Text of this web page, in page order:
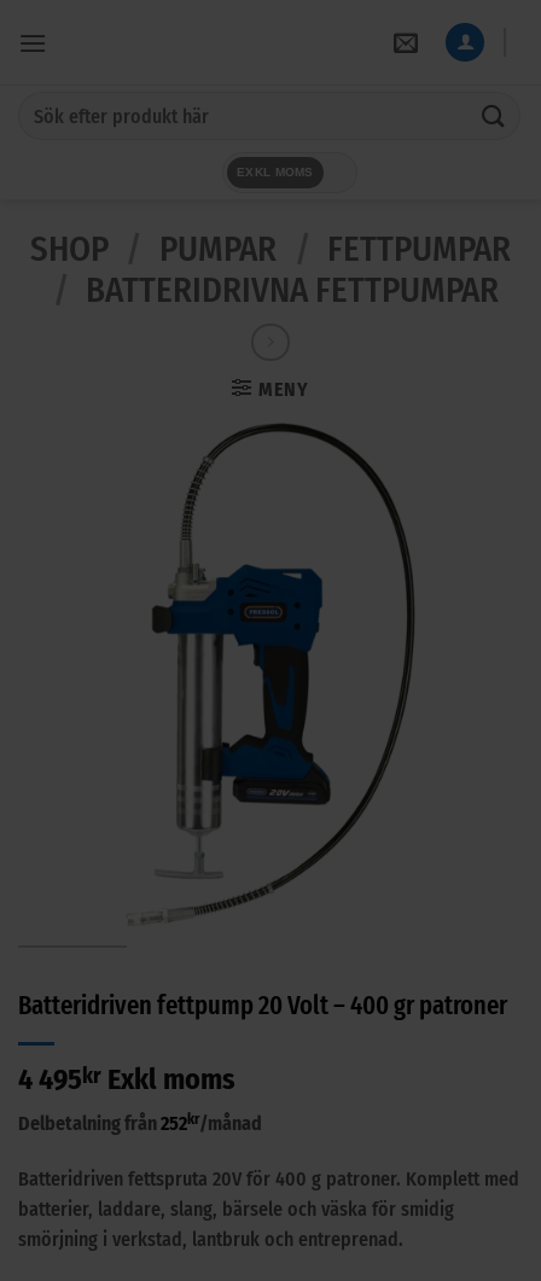
EXKL MOMS
SHOP PUMPAR
FETTPUMPAR
BATTERIDRIVNA FETTPUMPAR
MENY
Batteridriven fettpump 20 Volt – 400 gr patroner
4 495 kr Exkl moms
Delbetalning från252 kr/månad
Batteridriven fettspruta 20V för 400 g patroner. Komplett med
batterier, laddare, slang, bärsele och väska för smidig
smörjning i verkstad, lantbruk och entreprenad.